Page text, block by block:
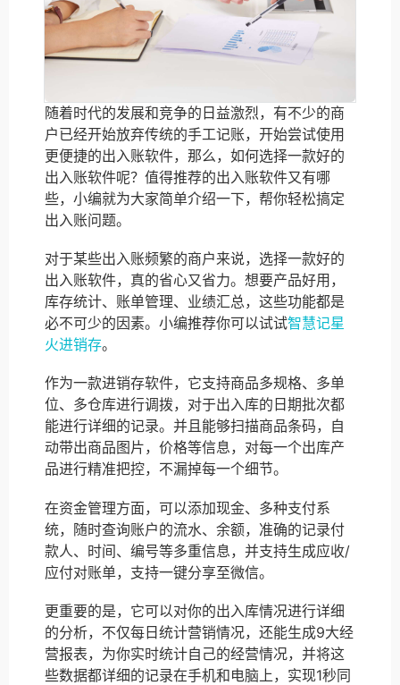
随着时代的发展和竞争的日益激烈，有不少的商
户已经开始放弃传统的手工记账，开始尝试使用
更便捷的出入账软件，那么，如何选择一款好的
出入账软件呢？值得推荐的出入账软件又有哪
些，小编就为大家简单介绍一下，帮你轻松搞定
出入账问题。
对于某些出入账频繁的商户来说，选择一款好的
出入账软件，真的省心又省力。想要产品好用，
库存统计、账单管理、业绩汇总，这些功能都是
必不可少的因素。小编推荐你可以试试智慧记星
火进销存。
作为一款进销存软件，它支持商品多规格、多单
位、多仓库进行调拨，对于出入库的日期批次都
能进行详细的记录。并且能够扫描商品条码，自
动带出商品图片，价格等信息，对每一个出库产
品进行精准把控，不漏掉每一个细节。
在资金管理方面，可以添加现金、多种支付系
统，随时查询账户的流水、余额，准确的记录付
款人、时间、编号等多重信息，并支持生成应收/
应付对账单，支持一键分享至微信。
更重要的是，它可以对你的出入库情况进行详细
的分析，不仅每日统计营销情况，还能生成9大经
营报表，为你实时统计自己的经营情况，并将这
些数据都详细的记录在手机和电脑上，实现1秒同